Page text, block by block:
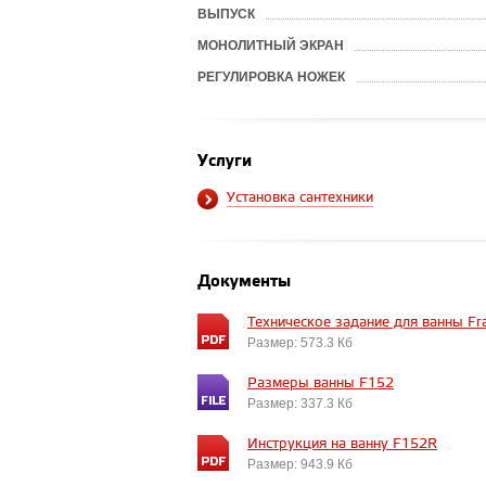
ВЫПУСК
МОНОЛИТНЫЙ ЭКРАН
РЕГУЛИРОВКА НОЖЕК
Услуги
Установка сантехники
Документы
Техническое задание для ванны
Размер: 573.3 Кб
Размеры ванны F152
Размер: 337.3 Кб
Инструкция на ванну F152R
Размер: 943.9 Кб